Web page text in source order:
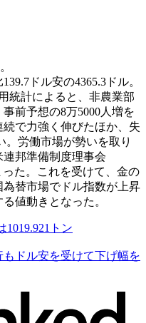
ドル安の4365.3ドル。
統計によると、非農業部
前予想の8万5000人増を
で力強く伸びたほか、失
。労働市場が勢いを取り
邦準備制度理事会
った。これを受けて、金の
替市場でドル指数が上昇
値動きとなった。
1019.921トン
ドル安を受けて下げ幅を